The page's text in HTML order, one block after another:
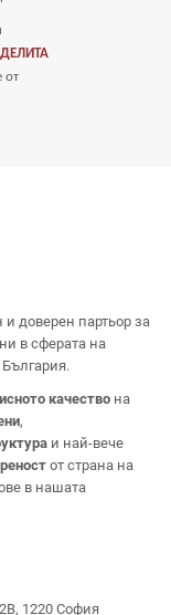
ДЕЛИТА
от
доверен партьор за
в сферата на
качество на
,
и най-вече
от страна на
в нашата
1220 София